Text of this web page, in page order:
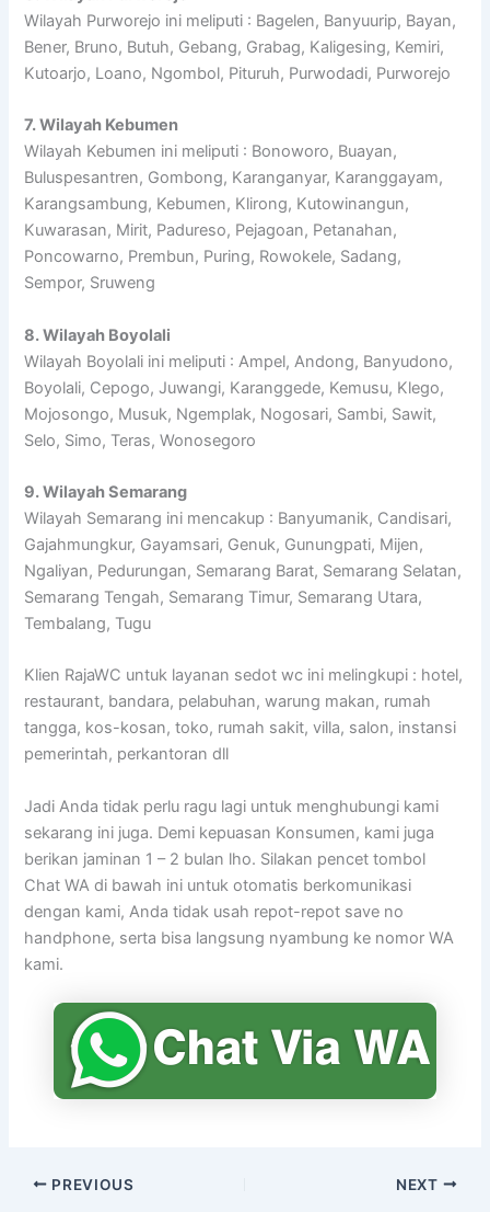
Wilayah Purworejo ini meliputi : Bagelen, Banyuurip, Bayan,
Bener, Bruno, Butuh, Gebang, Grabag, Kaligesing, Kemiri,
Kutoarjo, Loano, Ngombol, Pituruh, Purwodadi, Purworejo
7. Wilayah Kebumen
Wilayah Kebumen ini meliputi : Bonoworo, Buayan,
Buluspesantren, Gombong, Karanganyar, Karanggayam,
Karangsambung, Kebumen, Klirong, Kutowinangun,
Kuwarasan, Mirit, Padureso, Pejagoan, Petanahan,
Poncowarno, Prembun, Puring, Rowokele, Sadang,
Sempor, Sruweng
8. Wilayah Boyolali
Wilayah Boyolali ini meliputi : Ampel, Andong, Banyudono,
Boyolali, Cepogo, Juwangi, Karanggede, Kemusu, Klego,
Mojosongo, Musuk, Ngemplak, Nogosari, Sambi, Sawit,
Selo, Simo, Teras, Wonosegoro
9. Wilayah Semarang
Wilayah Semarang ini mencakup : Banyumanik, Candisari,
Gajahmungkur, Gayamsari, Genuk, Gunungpati, Mijen,
Ngaliyan, Pedurungan, Semarang Barat, Semarang Selatan,
Semarang Tengah, Semarang Timur, Semarang Utara,
Tembalang, Tugu
Klien RajaWC untuk layanan sedot wc ini melingkupi : hotel,
restaurant, bandara, pelabuhan, warung makan, rumah
tangga, kos-kosan, toko, rumah sakit, villa, salon, instansi
pemerintah, perkantoran dll
Jadi Anda tidak perlu ragu lagi untuk menghubungi kami
sekarang ini juga. Demi kepuasan Konsumen, kami juga
berikan jaminan 1 – 2 bulan lho. Silakan pencet tombol
Chat WA di bawah ini untuk otomatis berkomunikasi
dengan kami, Anda tidak usah repot-repot save no
handphone, serta bisa langsung nyambung ke nomor WA
kami.
PREVIOUS NEXT